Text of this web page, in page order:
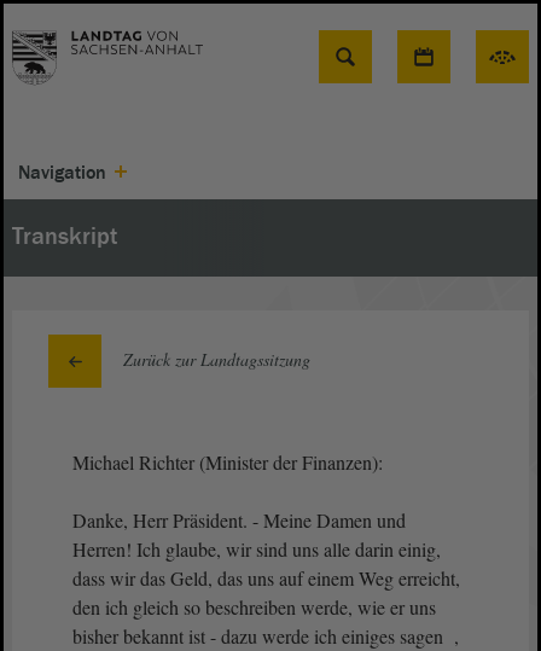
Suche
Navigation
Transkript
Zurück zur Landtagssitzung
Michael Richter (Minister der Finanzen):
Danke, Herr Präsident. - Meine Damen und
Herren! Ich glaube, wir sind uns alle darin einig,
dass wir das Geld, das uns auf einem Weg erreicht,
den ich gleich so beschreiben werde, wie er uns
bisher bekannt ist - dazu werde ich einiges sagen ,